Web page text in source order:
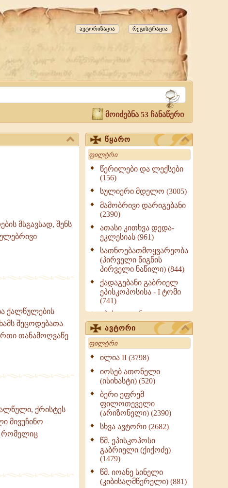
რეგისტრაცია
ავტორიზაცია
მოიძებნა 53 ჩანაწერი
მსგავსად, შენს
ქალწულების
შეცოდებათა
თანამოღვაწე
ქრისტეს
მივუჩინო
რომელიც
წყარო
Search
წერილები და ლექსები
(156)
სულიერი მდელო (3005)
მამობრივი დარიგებანი
(2390)
ათასი კითხვა დედა-
ეკლესიას (961)
სათნოებათმოყვარეობა
(პირველი წიგნის
პირველი ნაწილი) (844)
ქადაგებანი გაბრიელ
ეპისკოპოსისა - I ტომი
(741)
ეპისტოლენი,
ქადაგებანი, სიტყვანი
(ნაწილი III) (723)
მოძღვრის ძალზე
სასარგებლო რჩევები
მრევლისათვის (545)
Wisdomge (514)
ქადაგებანი გაბრიელ
ეპისკოპოსისა - II ტომი
(370)
სულიერი ცხოვრების
სახელმძღვანელო -
ნაწილი II (369)
ღმერთი და ადამიანები
(287)
ბერის დიადემა (278)
ავტორი
Search
ილია II (3798)
იოსებ ათონელი
(ისიხასტი) (520)
ბერი ეფრემ
ფილოთეველი
(არიზონელი) (2390)
სხვა ავტორი (2682)
წმ. ეპისკოპოსი
გაბრიელი (ქიქოძე)
(1479)
წმ. იოანე სინელი
(კიბისაღმწერელი) (881)